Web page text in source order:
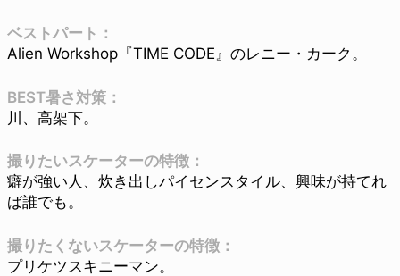
ベストパート：
Alien Workshop『TIME CODE』のレニー・カーク。
BEST暑さ対策：
川、高架下。
撮りたいスケーターの特徴：
癖が強い人、炊き出しパイセンスタイル、興味が持てれ
ば誰でも。
撮りたくないスケーターの特徴：
プリケツスキニーマン。